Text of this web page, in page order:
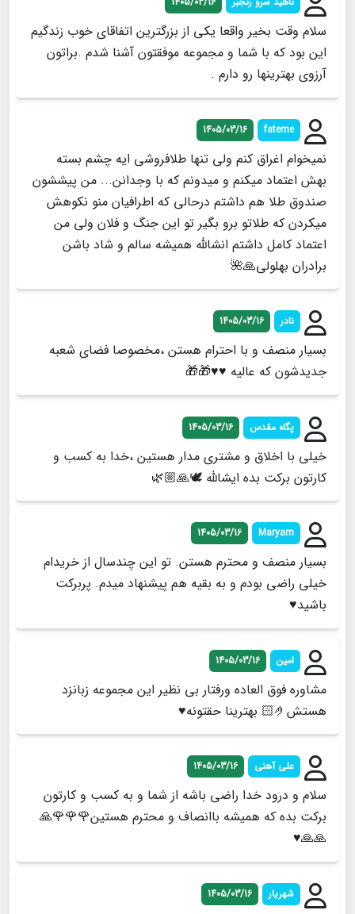
سلام وقت بخیر واقعا یکی از بزرگترین اتفاقای خوب زندگیم
این بود که با شما و مجموعه موفقتون آشنا شدم .براتون
آرزوی بهترینها رو دارم .
fateme
1405/03/16
نمیخوام اغراق کنم ولی تنها طلافروشی ایه چشم بسته
بهش اعتماد میکنم و میدونم که با وجدانن... من پیششون
صندوق طلا هم داشتم درحالی که اطرافیان منو نکوهش
میکردن که طلاتو برو بگیر تو این جنگ و فلان ولی من
اعتماد کامل داشتم انشالله همیشه سالم و شاد باشن
برادران بهلولی🙏🌺
نادر 1405/03/16
بسیار منصف و با احترام هستن ،مخصوصا فضای شعبه
جدیدشون که عالیه ♥️♥️🎁🎁
پگاه مقدس 1405/03/16
خیلی با اخلاق و مشتری مدار هستین ،خدا به کسب و
کارتون برکت بده ایشالله 🕊️🙏🏼🌿
Maryam
1405/03/16
بسیار منصف و محترم هستن. تو این چندسال از خریدام
خیلی راضی بودم و به بقیه هم پیشنهاد میدم. پربرکت
باشید♥️
امین 1405/03/16
مشاوره فوق العاده ورفتار بی نظیر این مجموعه زبانزد
هستش🤌🏻 بهترینا حقتونه♥️
علی آهنی 1405/03/16
سلام و درود خدا راضی باشه از شما و به کسب و کارتون
برکت بده که همیشه باانصاف و محترم هستین🌹🌹🌹🙏
🙏🙏♥️
شهریار 1405/03/16